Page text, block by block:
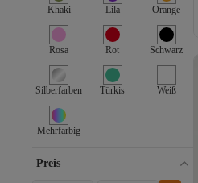
Khaki Lila Orange
Rosa Rot Schwarz
Silberfarben Türkis Weiß
Mehrfarbig
Preis